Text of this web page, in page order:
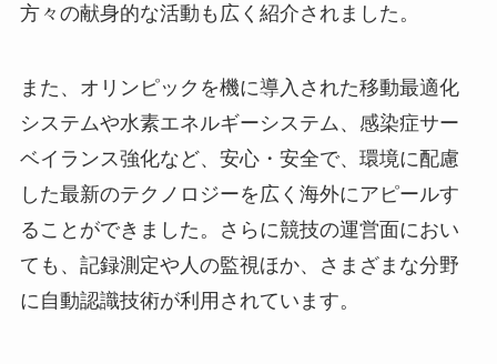
方々の献身的な活動も広く紹介されました。
また、オリンピックを機に導入された移動最適化
システムや水素エネルギーシステム、感染症サー
ベイランス強化など、安心・安全で、環境に配慮
した最新のテクノロジーを広く海外にアピールす
ることができました。さらに競技の運営面におい
ても、記録測定や人の監視ほか、さまざまな分野
に自動認識技術が利用されています。